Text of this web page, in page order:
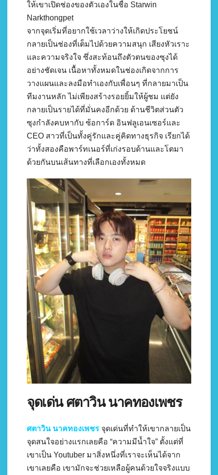
ให้เขาเปิดช่องของตัวเองในชื่อ Starwin
Narkthongpet
จากจุดเริ่มที่อยากใช้เวลาว่างให้เกิดประโยชน์
กลายเป็นช่องที่เต็มไปด้วยความสนุก เสียงหัวเราะ
และความจริงใจ ซึ่งสะท้อนถึงตัวตนของซุงได้
อย่างชัดเจน เนื้อหาทั้งหมดในช่องเกิดจากการ
วางแผนและลงมือทำเองกับเพื่อนๆ ที่กลายมาเป็น
ทีมงานหลัก ไม่เพียงสร้างรอยยิ้มให้ผู้ชม แต่ยัง
กลายเป็นรายได้ที่มั่นคงอีกด้วย ด้านชีวิตส่วนตัว
ซุงกำลังคบหากับ ซ้อการ์ด อินฟลูเอนเซอร์และ
CEO สาวที่เป็นทั้งคู่รักและคู่คิดทางธุรกิจ เรียกได้
ว่าทั้งสองคือพาร์ทเนอร์ที่เก่งรอบด้านและโตมา
ด้วยกันบนเส้นทางที่เลือกเองทั้งหมด
จุดเด่น ศตาวิน นาคทองเพชร
ศตาวิน นาคทองเพชร จุดเด่นที่ทำให้เขากลายเป็น
จุดสนใจอย่างแรกเลยคือ “ความมีน้ำใจ” ตั้งแต่ที่
เขาเป็น Youtuber มาสิ่งหนึ่งที่เราจะเห็นได้จาก
เขาเลยคือ เขามักจะช่วยเหลือผู้คนด้วยใจจริงแบบ